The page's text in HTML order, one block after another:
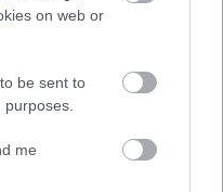
on web or
be sent to
me
manj zmogljive